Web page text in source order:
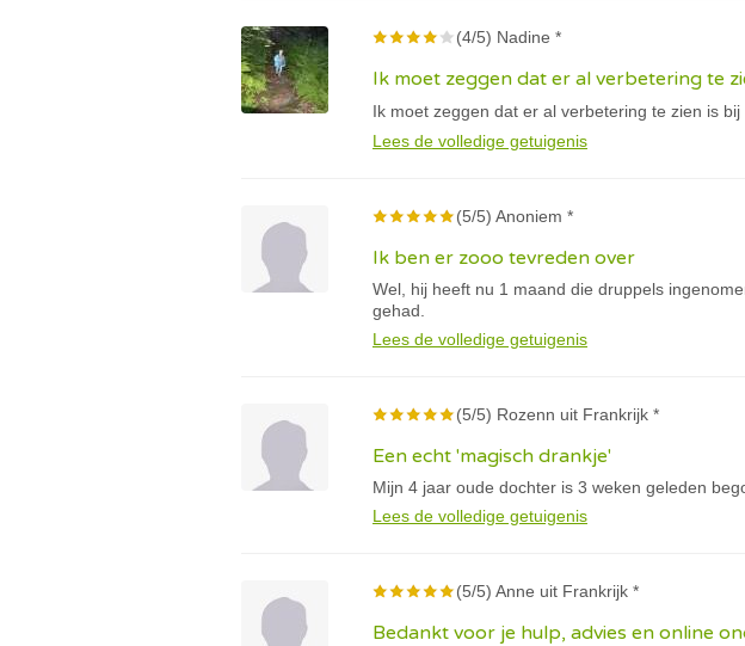
(4/5) Nadine *
Ik moet zeggen dat er al verbetering te
Ik moet zeggen dat er al verbetering te zien is bij
Lees de volledige getuigenis
(5/5) Anoniem *
Ik ben er zooo tevreden over
Wel, hij heeft nu 1 maand die druppels
gehad.
Lees de volledige getuigenis
(5/5) Rozenn uit Frankrijk *
Een echt 'magisch drankje'
Mijn 4 jaar oude dochter is 3 weken geleden
Lees de volledige getuigenis
(5/5) Anne uit Frankrijk *
Bedankt voor je hulp, advies en online